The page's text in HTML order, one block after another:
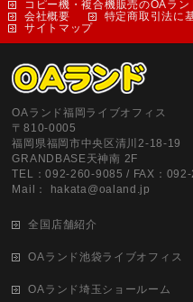
コピー機・複合機販売のOAラン
会社概要
特定商取引法に
サイトマップ
OAランド福岡ライブオフィス
〒810-0005
福岡県福岡市中央区清川2-18-19
GRANDBASE天神南 2F
TEL：092-260-9085 / FAX：
Mail： hakata@oaland.jp
全国店舗紹介
OAランド池袋ライブオフィス
OAランド埼玉ショールーム